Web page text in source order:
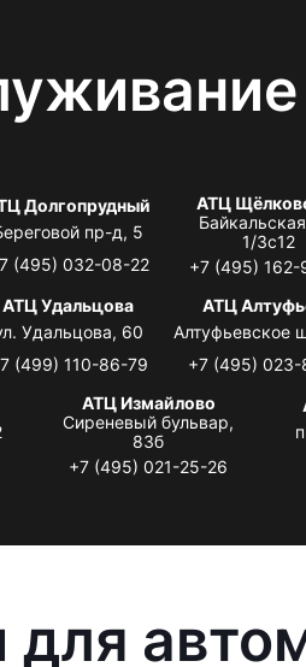
Долгопрудный
пр-д, 5
(495) 032-08-22
АТЦ
1/3с12
+7 (495) 162-
АТЦ Удальцова
Удальцова, 60
(499) 110-86-79
АТЦ
Алтуфьевское
+7 (495) 023-
АТЦ Измайлово
Сиреневый бульвар,
83б
+7 (495) 021-25-26